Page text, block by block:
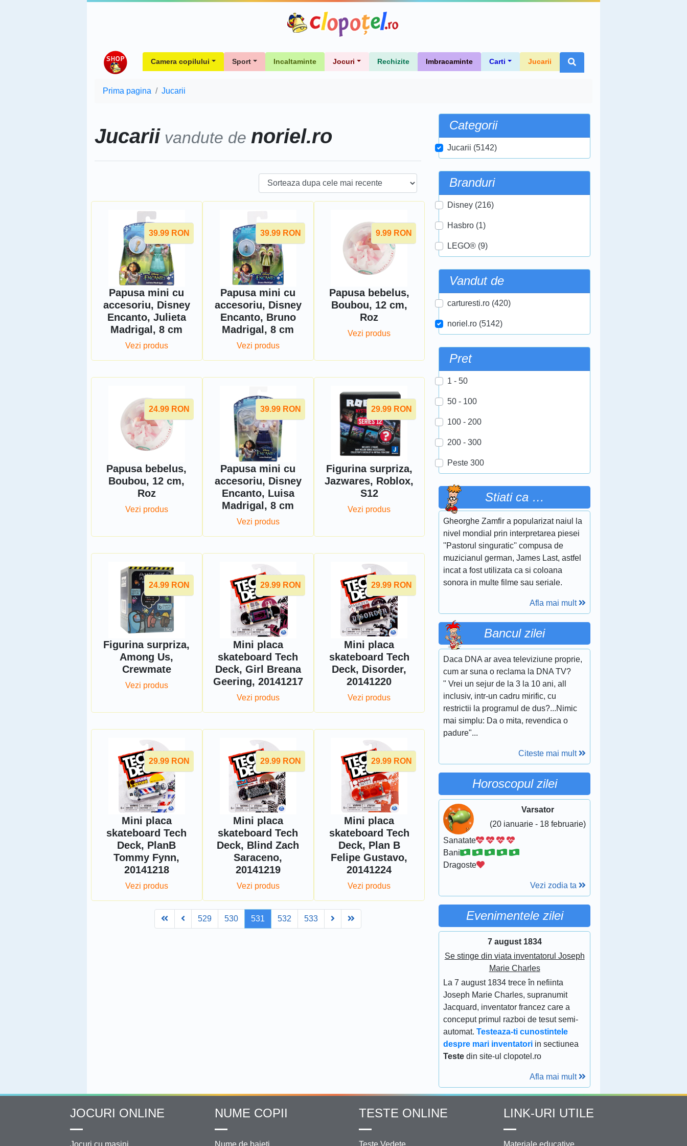
Camera copilului Sport Incaltaminte Jocuri Rechizite Imbracaminte Carti Jucarii
Prima pagina Jucarii
Jucarii vandute de noriel.ro
39.99 RON
Papusa mini cu
accesoriu, Disney
Encanto, Julieta
Madrigal, 8 cm
Vezi produs
39.99 RON
Papusa mini cu
accesoriu, Disney
Encanto, Bruno
Madrigal, 8 cm
Vezi produs
9.99 RON
Papusa bebelus,
Boubou, 12 cm,
Roz
Vezi produs
24.99 RON
Papusa bebelus,
Boubou, 12 cm,
Roz
Vezi produs
39.99 RON
Papusa mini cu
accesoriu, Disney
Encanto, Luisa
Madrigal, 8 cm
Vezi produs
29.99 RON
Figurina surpriza,
Jazwares, Roblox,
S12
Vezi produs
24.99 RON
Figurina surpriza,
Among Us,
Crewmate
Vezi produs
29.99 RON
Mini placa
skateboard Tech
Deck, Girl Breana
Geering, 20141217
Vezi produs
29.99 RON
Mini placa
skateboard Tech
Deck, Disorder,
20141220
Vezi produs
29.99 RON
Mini placa
skateboard Tech
Deck, PlanB
Tommy Fynn,
20141218
Vezi produs
29.99 RON
Mini placa
skateboard Tech
Deck, Blind Zach
Saraceno,
20141219
Vezi produs
29.99 RON
Mini placa
skateboard Tech
Deck, Plan B
Felipe Gustavo,
20141224
Vezi produs
FirstPrev529 530 531 532 533 Next
Categorii
Jucarii (5142)
Branduri
Disney (216)
Hasbro (1)
LEGO® (9)
Vandut de
carturesti.ro (420)
noriel.ro (5142)
Pret
1 - 50
50 - 100
100 - 200
200 - 300
Peste 300
Stiati ca …
Gheorghe Zamfir a popularizat naiul la
nivel mondial prin interpretarea piesei
''Pastorul singuratic'' compusa de
muzicianul german, James Last, astfel
incat a fost utilizata ca si coloana
sonora in multe filme sau seriale.
Afla mai mult
Bancul zilei
Daca DNA ar avea televiziune proprie,
cum ar suna o reclama la DNA TV?
" Vrei un sejur de la 3 la 10 ani, all
inclusiv, intr-un cadru mirific, cu
restrictii la programul de dus?...Nimic
mai simplu: Da o mita, revendica o
padure"...
Citeste mai mult
Horoscopul zilei
Varsator
(20 ianuarie - 18 februarie)
Sanatate
Bani
Dragoste
Vezi zodia ta
Evenimentele zilei
7 august 1834
Se stinge din viata inventatorul Joseph
Marie Charles
La 7 august 1834 trece în nefiinta
Joseph Marie Charles, supranumit
Jacquard, inventator francez care a
conceput primul razboi de tesut semi-
automat.Testeaza-ti cunostintele
despre mari inventatori in sectiunea
Teste din site-ul clopotel.ro
Afla mai mult
JOCURI ONLINE
Jocuri cu masini
NUME COPII
Nume de baieti
TESTE ONLINE
Teste Vedete
LINK-URI UTILE
Materiale educative